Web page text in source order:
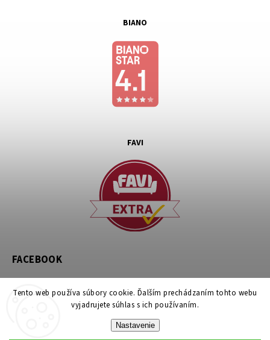
Tento web používa súbory cookie. Ďalším prechádzaním tohto webu
vyjadrujete súhlas s ich používaním.
Nastavenie
BIANO
FAVI
FACEBOOK